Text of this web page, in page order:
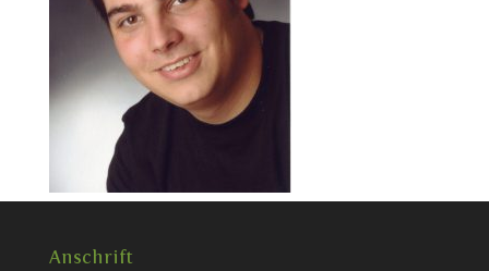
Anschrift